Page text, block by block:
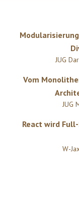
JUG
Vom
JUG
React wird
W-